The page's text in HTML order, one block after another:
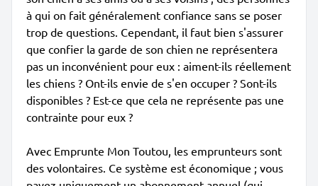
à qui on fait généralement confiance sans se poser
trop de questions. Cependant, il faut bien s'assurer
que confier la garde de son chien ne représentera
pas un inconvénient pour eux : aiment-ils réellement
les chiens ? Ont-ils envie de s'en occuper ? Sont-ils
disponibles ? Est-ce que cela ne représente pas une
contrainte pour eux ?
Avec Emprunte Mon Toutou, les emprunteurs sont
des volontaires. Ce système est économique ; vous